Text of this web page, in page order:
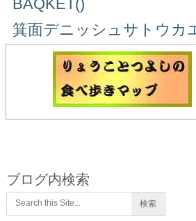
BAQKET()
箕面デニッシュサトウカ
ブログ内検索